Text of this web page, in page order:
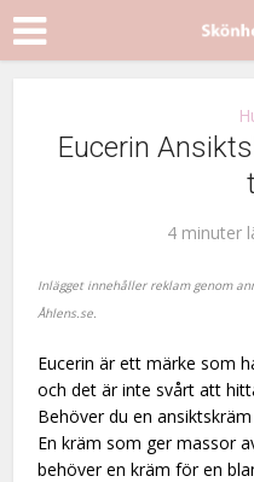
Eucerin
4 minuter
Inlägget innehåller reklam genom
Åhlens.se.
Eucerin är ett märke som
och det är inte svårt att
Behöver du en
En kräm som ger massor
behöver en kräm för en